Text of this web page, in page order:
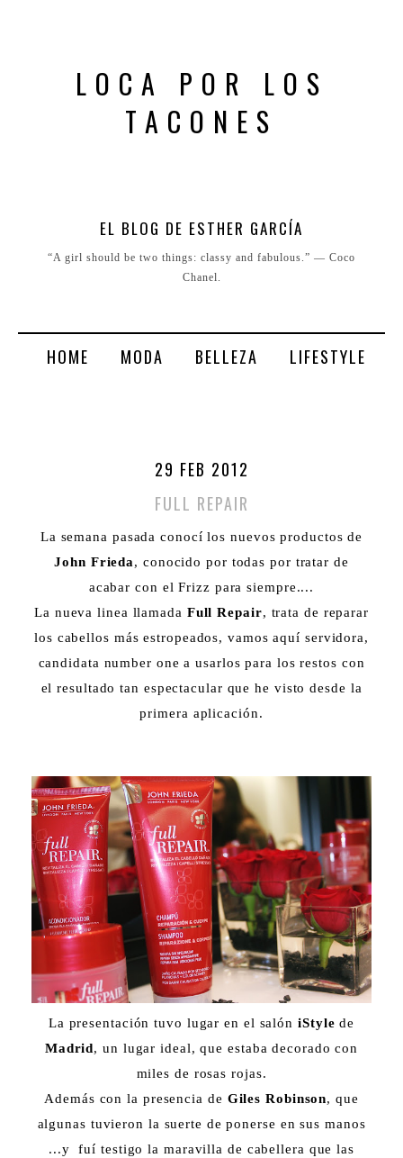
LOCA POR LOS
TACONES
EL BLOG DE ESTHER GARCÍA
“A girl should be two things: classy and fabulous.” ― Coco
Chanel.
HOME MODA BELLEZA LIFESTYLE
29 FEB 2012
FULL REPAIR
La semana pasada conocí los nuevos productos de
John Frieda, conocido por todas por tratar de
acabar con el Frizz para siempre....
La nueva linea llamada Full Repair, trata de reparar
los cabellos más estropeados, vamos aquí servidora,
candidata number one a usarlos para los restos con
el resultado tan espectacular que he visto desde la
primera aplicación.
La presentación tuvo lugar en el salón iStyle de
Madrid, un lugar ideal, que estaba decorado con
miles de rosas rojas.
Además con la presencia de Giles Robinson, que
algunas tuvieron la suerte de ponerse en sus manos
...y fuí testigo la maravilla de cabellera que las